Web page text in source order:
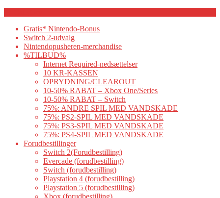
Gratis* Nintendo-Bonus
Switch 2-udvalg
Nintendopusheren-merchandise
%TILBUD%
Internet Required-nedsættelser
10 KR-KASSEN
OPRYDNING/CLEAROUT
10-50% RABAT – Xbox One/Series
10-50% RABAT – Switch
75%: ANDRE SPIL MED VANDSKADE
75%: PS2-SPIL MED VANDSKADE
75%: PS3-SPIL MED VANDSKADE
75%: PS4-SPIL MED VANDSKADE
Forudbestillinger
Switch 2(Forudbestilling)
Evercade (forudbestilling)
Switch (forudbestilling)
Playstation 4 (forudbestilling)
Playstation 5 (forudbestilling)